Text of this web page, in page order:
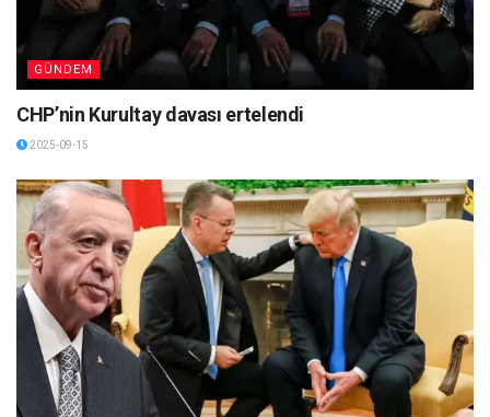
GÜNDEM
CHP’nin Kurultay davası ertelendi
2025-09-15